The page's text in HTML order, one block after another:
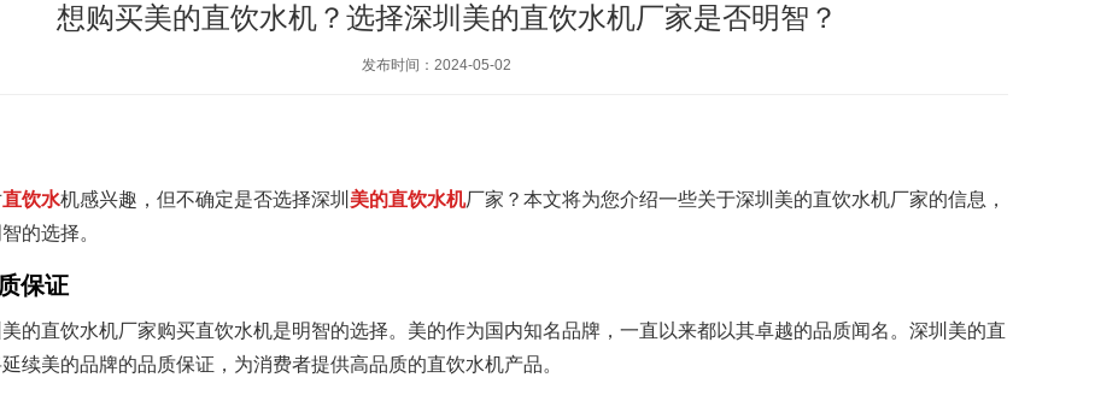
想购买美的直饮水机？选择深圳美的直饮水机厂家是否明智？
发布时间：2024-05-02
直饮水机感兴趣，但不确定是否选择深圳 美的直饮水机厂家？本文将为您介绍一些关于深圳美的直饮水机厂家的信息，
的选择。
保证
的直饮水机厂家购买直饮水机是明智的选择。美的作为国内知名品牌，一直以来都以其卓越的品质闻名。深圳美的直
续美的品牌的品质保证，为消费者提供高品质的直饮水机产品。